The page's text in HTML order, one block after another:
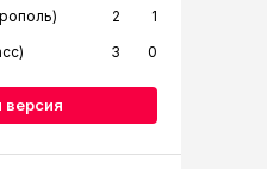
2
1
3 0
версия